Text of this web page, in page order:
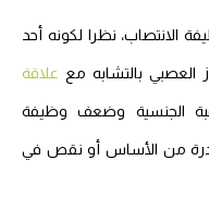
الانتصاب، نظرا لكونه أحد
العصبي بالتشابه مع علاقة
الجنسية وضعف وظيفة
من الأساس أو نقص في